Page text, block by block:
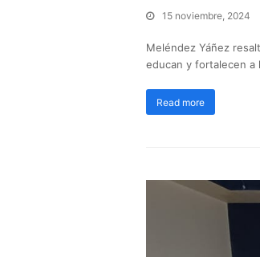
15 noviembre, 2024
Meléndez Yáñez
educan y fortalecen a
Read more